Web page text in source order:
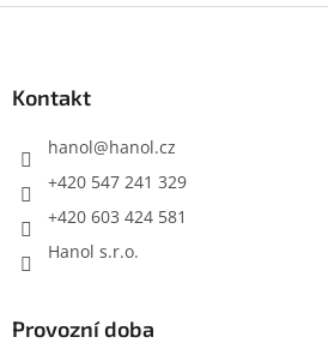
v
Kontakt
hanol@hanol.cz
+420 547 241 329
+420 603 424 581
Hanol s.r.o.
Provozní doba